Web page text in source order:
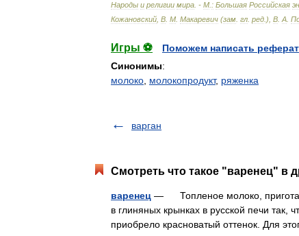
Народы и религии мира . - М : Большая Российская
Кожановский В М Макаревич (зам гл ред .), В А
Игры ⚽
Поможем написать реферат
Синонимы:
молоко молокопродукт, ряженка
варган
Смотреть что такое "варенец" в
варенец — Топленое молоко,
в глиняных крынках в русской печи
приобрело красноватый оттенок. Для